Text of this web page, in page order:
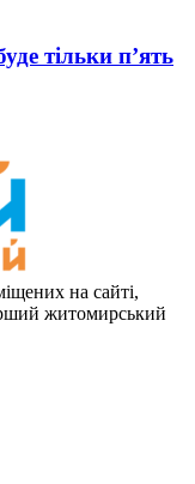
тільки п’ять
на сайті,
житомирський